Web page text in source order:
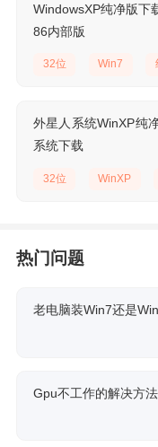
WindowsXP纯净版下
86内部版
32位 Win7
外星人系统WinXP纯
系统下载
32位 WinXP
热门问题
老电脑装Win7还是
Gpu不工作的解决方法